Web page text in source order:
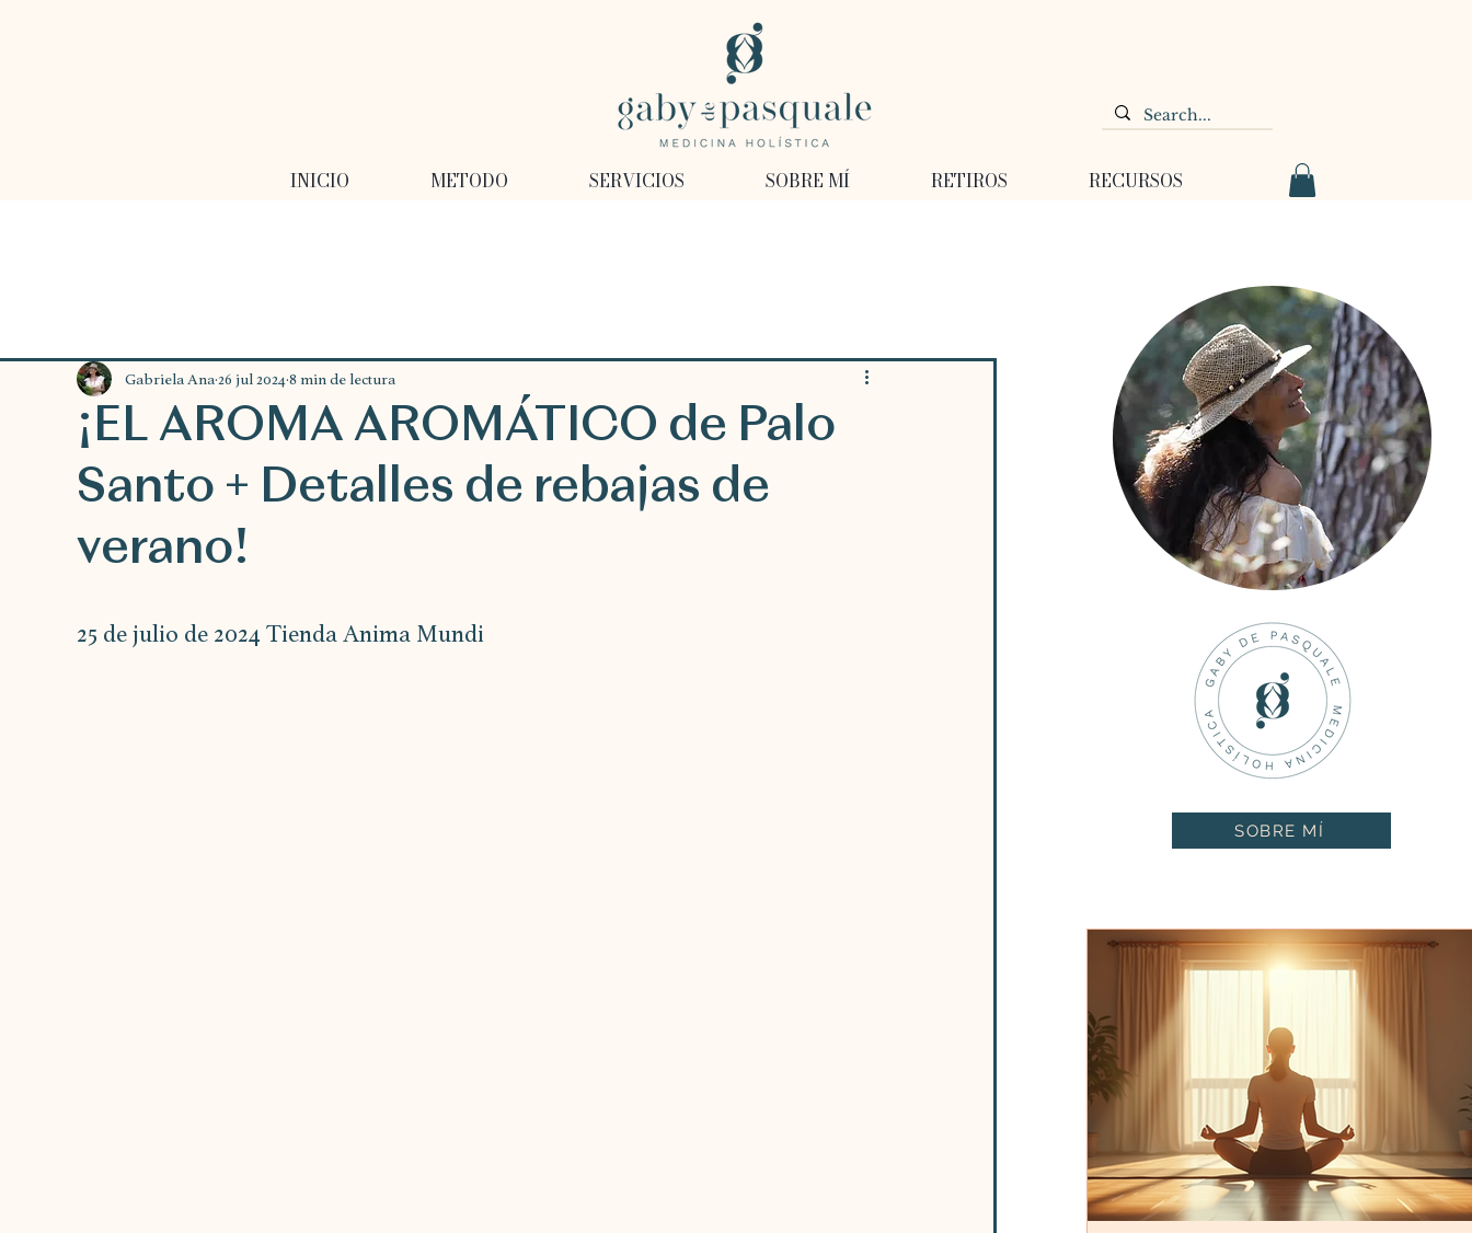
INICIO METODO SERVICIOS SOBRE MÍ RETIROS RECURSOS
¡EL AROMA AROMÁTICO de Palo
Santo + Detalles de rebajas de
verano!
Gabriela Ana 26 jul 2024 8 min de lectura
25 de julio de 2024 Tienda Anima Mundi
SOBRE MÍ